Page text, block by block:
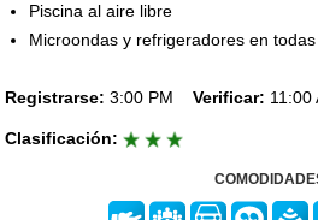
Piscina al aire libre
Microondas y refrigeradores en
Registrarse: 3:00 PM Verificar: 11:00
Clasificación: